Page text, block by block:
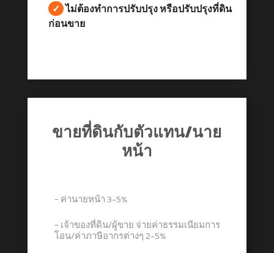
✓ ไม่ต้องทำการปรับปรุง หรือปรับปรุงที่ดิน
ก่อนขาย
ขายที่ดินกับตัวแทน/นาย
หน้า
− ค่านายหน้า 3-5%
− เจ้าของที่ดิน/ผู้ขาย จ่ายค่าธรรมเนียมการ
โอน/ค่าภาษีอากรต่างๆ 2-5%